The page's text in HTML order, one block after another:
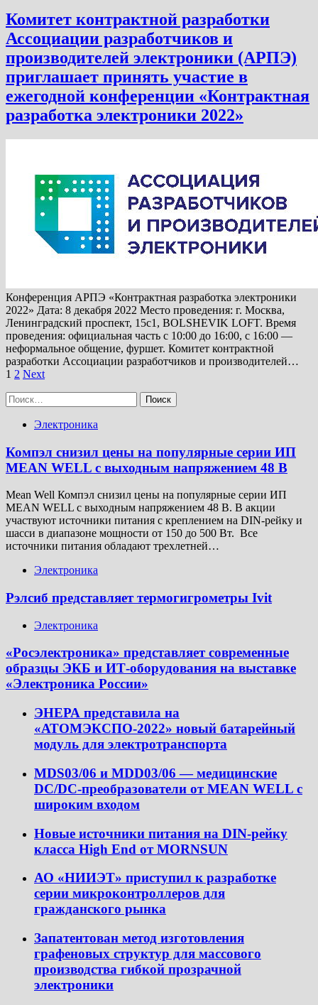
Комитет контрактной разработки
Ассоциации разработчиков и
производителей электроники (АРПЭ)
приглашает принять участие в
ежегодной конференции «Контрактная
разработка электроники 2022»
Конференция АРПЭ «Контрактная разработка электроники
2022» Дата: 8 декабря 2022 Место проведения: г. Москва,
Ленинградский проспект, 15с1, BOLSHEVIK LOFT. Время
проведения: официальная часть с 10:00 до 16:00, с 16:00 —
неформальное общение, фуршет. Комитет контрактной
разработки Ассоциации разработчиков и производителей…
Пагинация
записей
1 2 Next
Найти:
Электроника
Компэл снизил цены на популярные серии ИП
MEAN WELL с выходным напряжением 48 В
Mean Well Компэл снизил цены на популярные серии ИП
MEAN WELL с выходным напряжением 48 В. В акции
участвуют источники питания с креплением на DIN-рейку и
шасси в диапазоне мощности от 150 до 500 Вт. Все
источники питания обладают трехлетней…
Электроника
Рэлсиб представляет термогигрометры Ivit
Электроника
«Росэлектроника» представляет современные
образцы ЭКБ и ИТ-оборудования на выставке
«Электроника России»
ЭНЕРА представила на
«АТОМЭКСПО-2022» новый батарейный
модуль для электротранспорта
MDS03/06 и MDD03/06 — медицинские
DC/DC-преобразователи от MEAN WELL с
широким входом
Новые источники питания на DIN-рейку
класса High End от MORNSUN
АО «НИИЭТ» приступил к разработке
серии микроконтроллеров для
гражданского рынка
Запатентован метод изготовления
графеновых структур для массового
производства гибкой прозрачной
электроники